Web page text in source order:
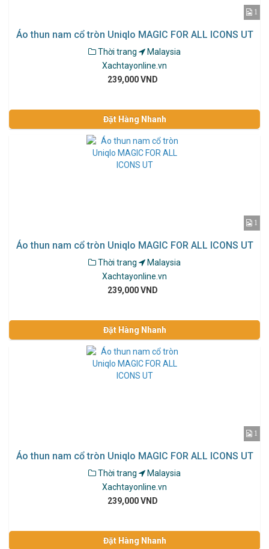
1
Áo thun nam cổ tròn Uniqlo MAGIC FOR ALL ICONS UT
Thời trang
Malaysia
Xachtayonline.vn
239,000 VND
Đặt Hàng Nhanh
1
Áo thun nam cổ tròn Uniqlo MAGIC FOR ALL ICONS UT
Thời trang
Malaysia
Xachtayonline.vn
239,000 VND
Đặt Hàng Nhanh
1
Áo thun nam cổ tròn Uniqlo MAGIC FOR ALL ICONS UT
Thời trang
Malaysia
Xachtayonline.vn
239,000 VND
Đặt Hàng Nhanh